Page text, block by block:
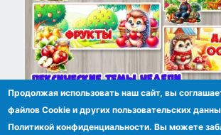
Лексические темы недели.
Продолжая использовать наш сайт, вы
файлов Сookie и других пользовательских
Политикой конфиденциальности. Вы можете